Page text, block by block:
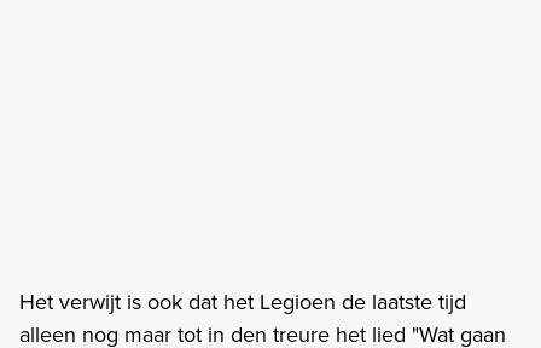
Het verwijt is ook dat het Legioen de laatste tijd
alleen nog maar tot in den treure het lied "Wat gaan